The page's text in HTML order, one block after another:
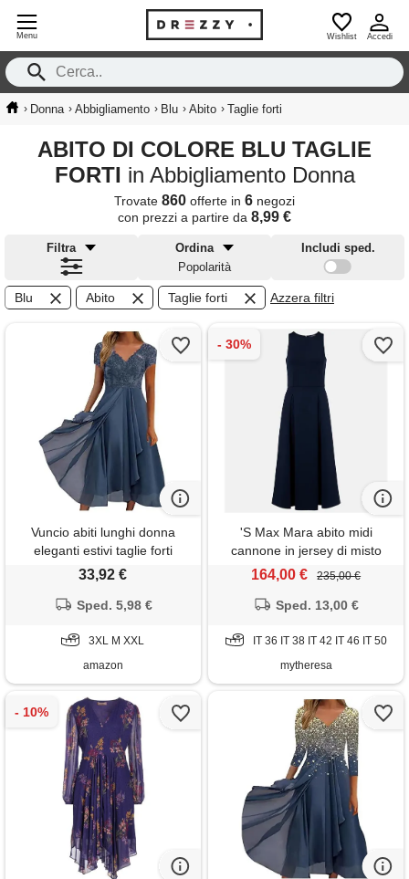
Menu Wishlist Accedi
› Donna › Abbigliamento › Blu › Abito › Taglie forti
ABITO DI COLORE BLU TAGLIE
FORTI in Abbigliamento Donna
Trovate 860 offerte in 6 negozi
con prezzi a partire da 8,99 €
Filtra
Ordina
Popolarità
Includi sped.
Blu Abito Taglie forti Azzera filtri
Vuncio abiti lunghi donna
eleganti estivi taglie forti
morbidi fantasia vestito donna
a fiori casual cerimonia
33,92 €
Sped. 5,98 €
3XL M XXL
amazon
'S Max Mara abito midi
cannone in jersey di misto
cotone
164,00 € 235,00 €
Sped. 13,00 €
IT 36 IT 38 IT 42 IT 46 IT 50
mytheresa